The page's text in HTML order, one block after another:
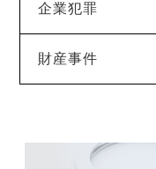
過失運転致死傷罪
道路交通法違反
企業犯罪
横領
業務上横領
背任
信用棄損罪
業務妨害罪
財産事件